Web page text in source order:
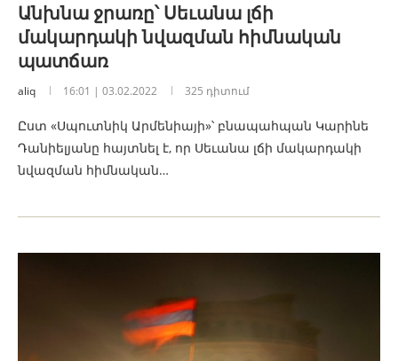
Անխնա ջրառը՝ Սեւանա լճի
մակարդակի նվազման հիմնական
պատճառ
aliq 16:01 | 03.02.2022 325 դիտում
Ըստ «Սպուտնիկ Արմենիայի»՝ բնապահպան Կարինե
Դանիելյանը հայտնել է, որ Սեւանա լճի մակարդակի
նվազման հիմնական…